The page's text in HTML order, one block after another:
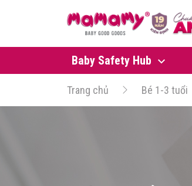
Baby Safety Hub
Trang chủ Bé 1-3 tuổi